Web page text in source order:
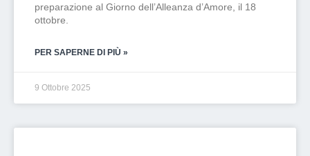
preparazione al Giorno dell’Alleanza d’Amore, il 18
ottobre.
PER SAPERNE DI PIÙ »
9 Ottobre 2025